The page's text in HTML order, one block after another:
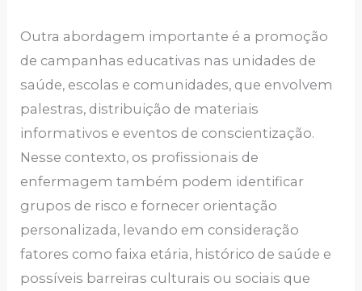
Outra abordagem importante é a promoção
de campanhas educativas nas unidades de
saúde, escolas e comunidades, que envolvem
palestras, distribuição de materiais
informativos e eventos de conscientização.
Nesse contexto, os profissionais de
enfermagem também podem identificar
grupos de risco e fornecer orientação
personalizada, levando em consideração
fatores como faixa etária, histórico de saúde e
possíveis barreiras culturais ou sociais que